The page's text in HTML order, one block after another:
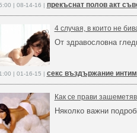
| 08-14-16 | прекъснат полов акт
4 случая, в които не
От здравословна
| 01-16-15 | секс въздържание
Как се прави
Няколко важни